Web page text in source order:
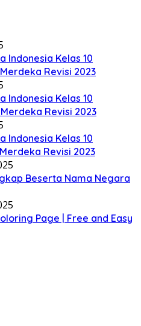
Indonesia Kelas 10
Revisi 2023
Indonesia Kelas 10
Revisi 2023
Indonesia Kelas 10
Revisi 2023
Beserta Nama Negara
Page | Free and Easy